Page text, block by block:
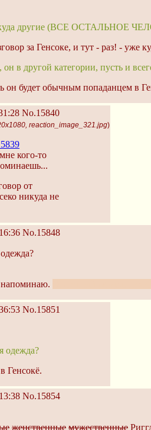
куда другие (ВСЕ ОСТАЛЬНОЕ
за Генсоке, и тут - раз! -
в другой категории, пусть и
будет обычным попаданцем в
No.15840
reaction_image_321.jpg)
кого-то
от
никуда не
No.15848
напоминаю.
No.15851
одежда?
Генсокё.
No.15854
женственные мужественные